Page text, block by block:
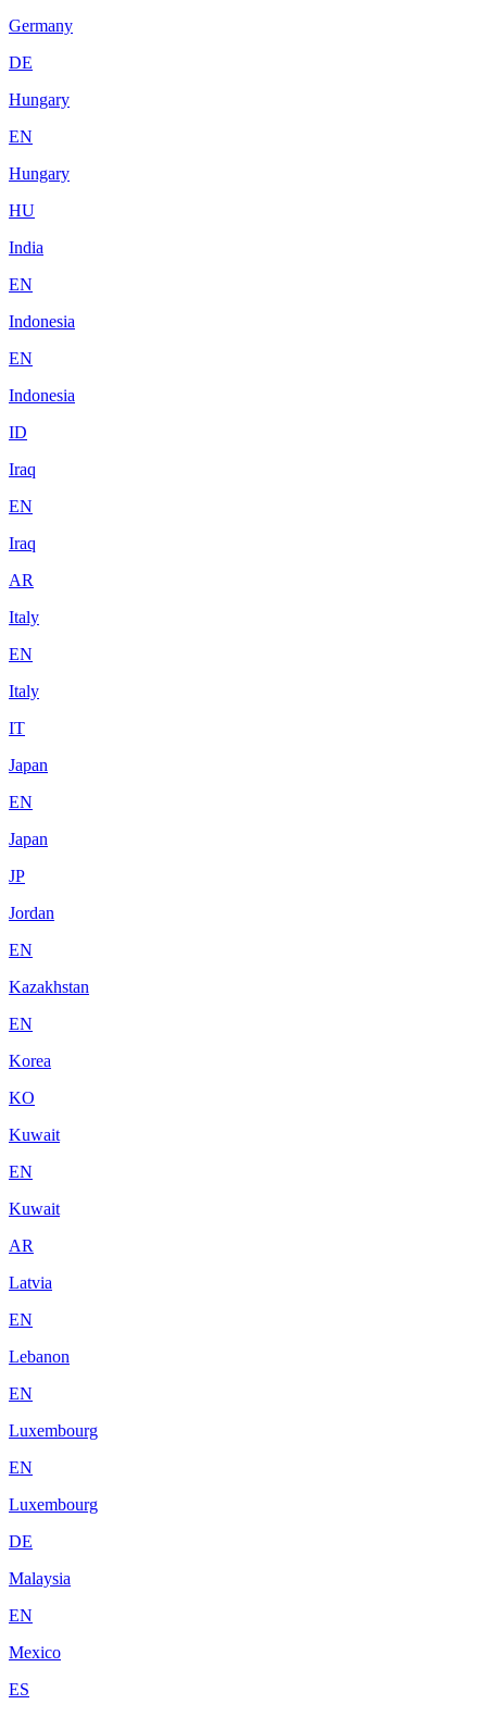
Germany
DE
Hungary
EN
Hungary
HU
India
EN
Indonesia
EN
Indonesia
ID
Iraq
EN
Iraq
AR
Italy
EN
Italy
IT
Japan
EN
Japan
JP
Jordan
EN
Kazakhstan
EN
Korea
KO
Kuwait
EN
Kuwait
AR
Latvia
EN
Lebanon
EN
Luxembourg
EN
Luxembourg
DE
Malaysia
EN
Mexico
ES